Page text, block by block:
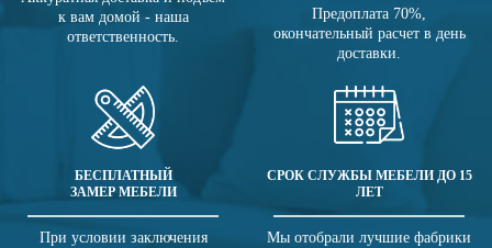
к вам домой - наша
ответственность.
Предоплата 70%,
окончательный расчет в день
доставки.
БЕСПЛАТНЫЙ
ЗАМЕР МЕБЕЛИ
При условии заключения
СРОК СЛУЖБЫ МЕБЕЛИ ДО 15
ЛЕТ
Мы отобрали лучшие фабрики